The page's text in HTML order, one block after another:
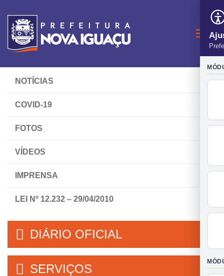
NOTÍCIAS
COVID-19
FOTOS
VÍDEOS
IMPRENSA
LEI Nº 12.232 – 29/04/2010
DIÁRIO OFICIAL
SERVIÇOS